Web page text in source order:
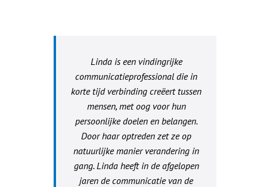
Linda is een vindingrijke
communicatieprofessional die in
korte tijd verbinding creëert tussen
mensen, met oog voor hun
persoonlijke doelen en belangen.
Door haar optreden zet ze op
natuurlijke manier verandering in
gang. Linda heeft in de afgelopen
jaren de communicatie van de